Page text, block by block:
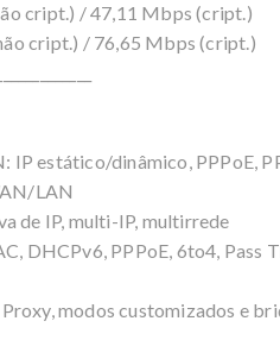
cript.) / 47,11 Mbps (cript.)
cript.) / 76,65 Mbps (cript.)
IP estático/dinâmico, PPPoE,
LAN
de IP, multi-IP, multirrede
DHCPv6, PPPoE, 6to4, Pass
modos customizados e